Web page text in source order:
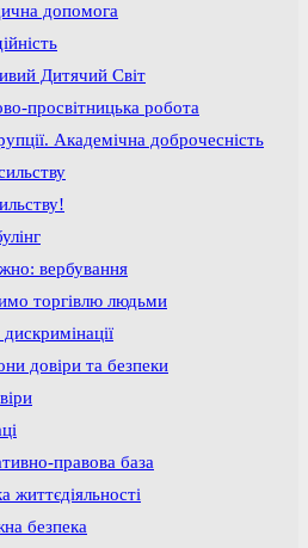
допомога
Дитячий Світ
просвітницька робота
Академічна доброчесність
вербування
торгівлю людьми
довіри та безпеки
правова база
життєдіяльності
безпека